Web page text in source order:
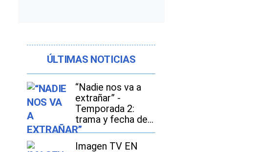
ÚLTIMAS NOTICIAS
“Nadie nos va a
extrañar” -
Temporada 2:
trama y fecha de
estreno de los
nuevos episodios
Imagen TV EN